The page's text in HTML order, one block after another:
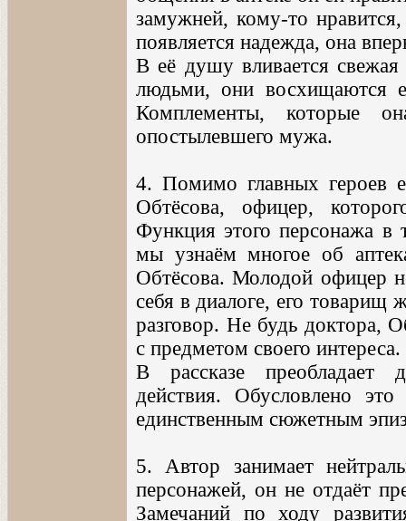
замужней, кому-то
появляется надежда, она
В её душу вливается
людьми, они восхищаются
Комплементы, которые
опостылевшего мужа.
4. Помимо главных героев
Обтёсова, офицер,
Функция этого персонажа в
мы узнаём многое об
Обтёсова. Молодой офицер
себя в диалоге, его товарищ
разговор. Не будь доктора,
с предметом своего интереса.
В рассказе преобладает
действия. Обусловлено
единственным сюжетным
5. Автор занимает
персонажей, он не отдаёт
Замечаний по ходу